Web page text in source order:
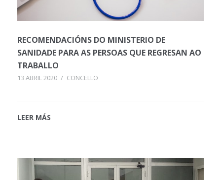
RECOMENDACIÓNS DO MINISTERIO DE
SANIDADE PARA AS PERSOAS QUE REGRESAN AO
TRABALLO
13 ABRIL 2020 / CONCELLO
LEER MÁS